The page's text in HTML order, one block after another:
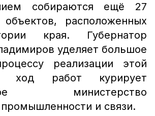
собираются ещё 27
объектов, расположенных
края. Губернатор
уделяет большое
реализации этой
ход работ курирует
министерство
и связи.